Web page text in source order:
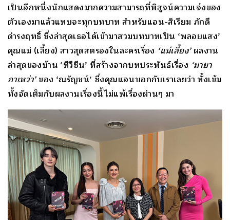
เป็นอีกหนึ่งนักแสดงมากความสามารถที่พิสูจน์ความเจ๋งของ
ตัวเองมาแล้วแทบจะทุกบทบาท สำหรับแอน-สิเรียม ภักดี
ดำรงฤทธิ์ ซึ่งล่าสุดเธอได้เข้ามาสวมบทบาทเป็น ‘พลอยแสง’
คุณแม่ (เลี้ยง) สาวสุดสตรองในละครเรื่อง ‘แม่เลี้ยง’ผลงาน
ล่าสุดของบ้าน ‘ทีวีซีน’ ที่สร้างจากบทประพันธ์เรื่อง ‘มายา
กาเหว่า’ของ ‘ณรัญชน์’ ซึ่งคุณแอนบอกกับเราเลยว่า ทั้งเข้ม
ทั้งจัดเต็มกับผลงานเรื่องนี้ไม่แพ้เรื่องผ่านๆ มา